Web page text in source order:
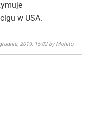
w USA.
2019, 15:02 byMohito